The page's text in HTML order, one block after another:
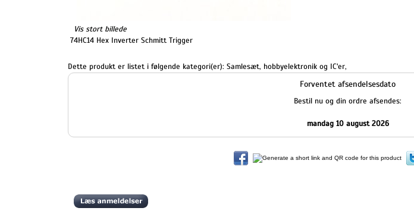
Vis stort billede
74HC14 Hex Inverter Schmitt Trigger
Dette produkt er listet i følgende kategori(er): Samlesæt, hobbyelektronik og IC'er,
Forventet afsendelsesdato
Bestil nu og din ordre afsendes:
mandag 10 august 2026